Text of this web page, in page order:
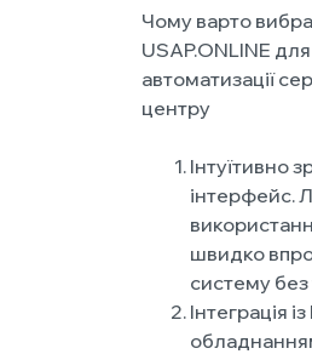
Чому варто
USAP.ONLINE для
автоматизації
центру
Інтуїтивно
інтерфейс.
швидко
систему
Інтеграція